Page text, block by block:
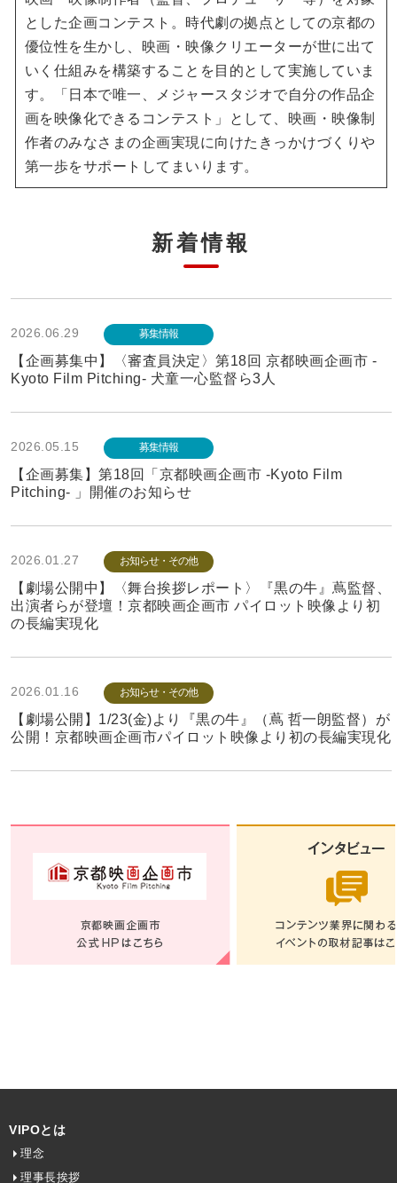
とした企画コンテスト。時代劇の拠点としての京都の
優位性を生かし、映画・映像クリエーターが世に出て
いく仕組みを構築することを目的として実施していま
す。「日本で唯一、メジャースタジオで自分の作品企
画を映像化できるコンテスト」として、映画・映像制
作者のみなさまの企画実現に向けたきっかけづくりや
第一歩をサポートしてまいります。
新着情報
2026.06.29 募集情報
【企画募集中】〈審査員決定〉第18回 京都映画企画市 -
Kyoto Film Pitching- 犬童一心監督ら3人
2026.05.15 募集情報
【企画募集】第18回「京都映画企画市 -Kyoto Film
Pitching- 」開催のお知らせ
2026.01.27 お知らせ・その他
【劇場公開中】〈舞台挨拶レポート〉『黒の牛』蔦監督、
出演者らが登壇！京都映画企画市 パイロット映像より初
の長編実現化
2026.01.16 お知らせ・その他
【劇場公開】1/23(金)より『黒の牛』（蔦 哲一朗監督）が
公開！京都映画企画市パイロット映像より初の長編実現化
VIPOとは
理念
理事長挨拶